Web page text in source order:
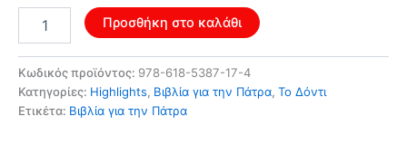
καιρό
εταζέρα
ποσότητα
Προσθήκη στο καλάθι
Κωδικός προϊόντος: 978-618-5387-17-4
Κατηγορίες: Highlights, Βιβλία για την Πάτρα, Το Δόντι
Ετικέτα: Βιβλία για την Πάτρα